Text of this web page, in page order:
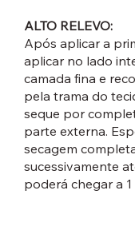
ALTO RELEVO:
Após aplicar a
aplicar no lado
camada fina e
pela trama do
seque por
parte externa.
secagem
sucessivamente
poderá chegar a